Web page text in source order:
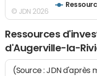
© JDN 2026
Ressources
d'Augerville-la-
(Source : JDN d'après